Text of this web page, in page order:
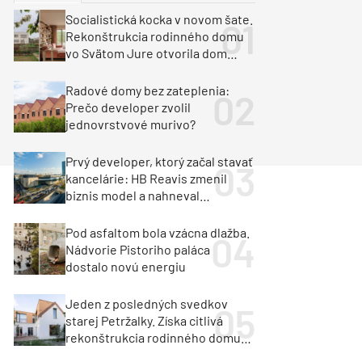
Klimatizácia a vetranie
Milan Murcka
Socialistická kocka v novom šate.
Rekonštrukcia rodinného domu
vo Svätom Jure otvorila dom
Radové domy bez zateplenia:
Prečo developer zvolil
jednovrstvové murivo?
Prvý developer, ktorý začal stavať
kancelárie: HB Reavis zmenil
biznis model a nahneval
Pod asfaltom bola vzácna dlažba.
Nádvorie Pistoriho paláca
dostalo novú energiu
Jeden z posledných svedkov
starej Petržalky. Získa citlivá
rekonštrukcia rodinného domu